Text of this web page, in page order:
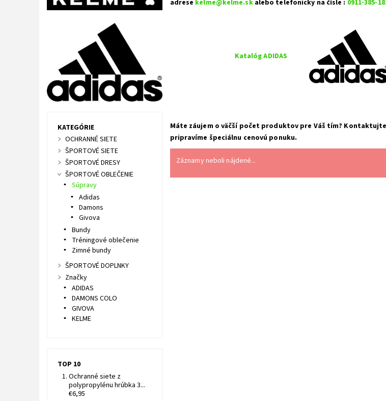
adrese kelme@kelme.skalebo telefonicky na čísle : 0911-385-
Katalóg ADIDAS
Máte záujem o väčší počet produktov pre Váš tím?
pripravíme špeciálnu cenovú ponuku.
Záznamy neboli nájdené...
KATEGÓRIE
OCHRANNÉ SIETE
ŠPORTOVÉ SIETE
ŠPORTOVÉ DRESY
ŠPORTOVÉ OBLEČENIE
Súpravy
Adidas
Damons
Givova
Bundy
Tréningové oblečenie
Zimné bundy
ŠPORTOVÉ DOPLNKY
Značky
ADIDAS
DAMONS COLO
GIVOVA
KELME
TOP 10
Ochranné siete z
polypropylénu hrúbka 3...
€6,95